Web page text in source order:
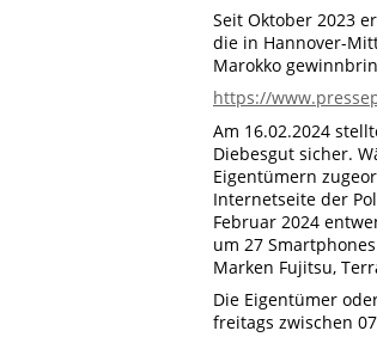
Seit Oktober 2023
die in Hannover-
Marokko
https://
Am 16.02.2024
Diebesgut sicher.
Eigentümern
Internetseite der
Februar 2024
um 27
Marken Fujitsu,
Die Eigentümer
freitags zwischen